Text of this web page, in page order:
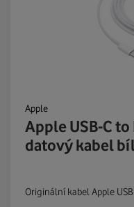
Apple
Apple USB-C
datový kabel
Originální kabel Apple